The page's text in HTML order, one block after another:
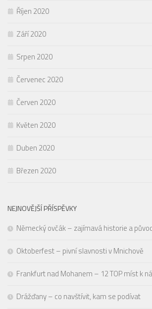
Říjen 2020
Září 2020
Srpen 2020
Červenec 2020
Červen 2020
Květen 2020
Duben 2020
Březen 2020
NEJNOVĚJŠÍ PŘÍSPĚVKY
Německý ovčák – zajímavá historie a
Oktoberfest – pivní slavnosti v Mnichově
Frankfurt nad Mohanem – 12 TOP míst k
Drážďany – co navštívit, kam se podívat